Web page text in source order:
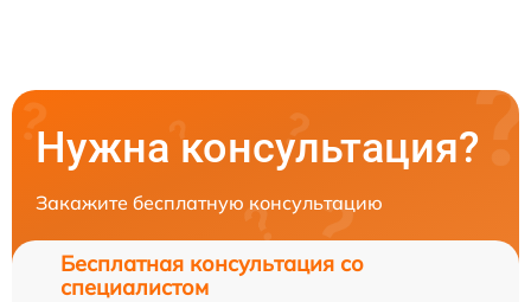
Нужна консультация?
Закажите бесплатную консультацию
Бесплатная консультация со
специалистом